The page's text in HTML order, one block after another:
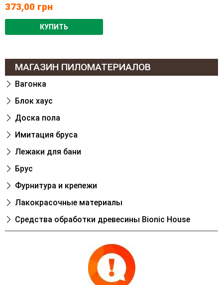
373,00 грн
КУПИТЬ
МАГАЗИН ПИЛОМАТЕРИАЛОВ
Вагонка
Блок хаус
Доска пола
Имитация бруса
Лежаки для бани
Брус
Фурнитура и крепежи
Лакокрасочные материалы
Cредства обработки древесины Bionic House